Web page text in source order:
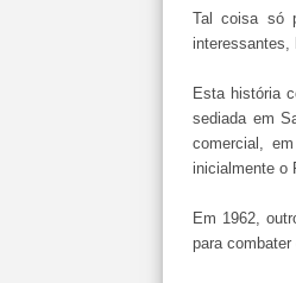
Tal coisa só
interessantes,
Esta história
sediada em
comercial,
inicialmente o
Em 1962,
para